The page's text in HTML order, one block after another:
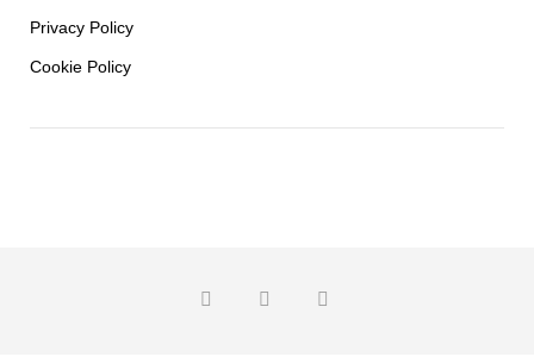
Privacy Policy
Cookie Policy